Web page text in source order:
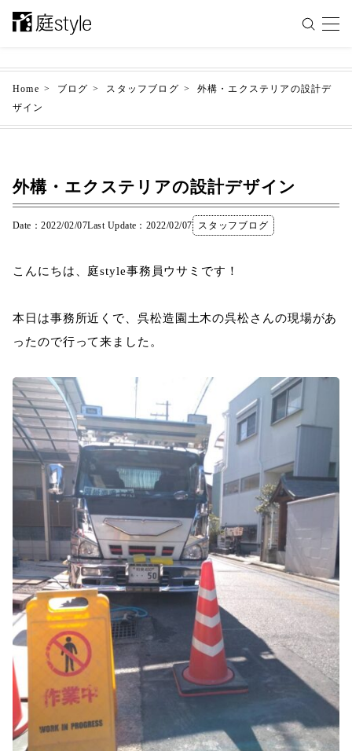
Home ブログ スタッフブログ
外構・エクステリアの設計デ
ザイン
外構・エクステリアの設計デザイン
Date：2022/02/07Last Update：2022/02/07 スタッフブログ
こんにちは、庭style事務員ウサミです！
本日は事務所近くで、呉松造園土木の呉松さんの現場があ
ったので行って来ました。